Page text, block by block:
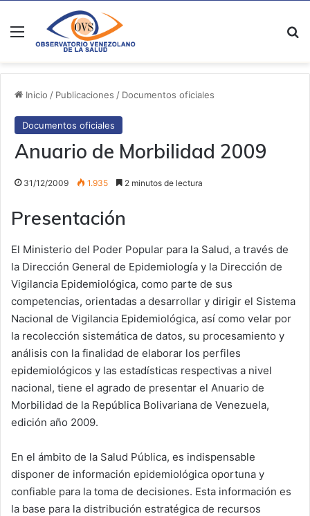
Menú
Inicio / Publicaciones / Documentos oficiales
Documentos oficiales
Anuario de Morbilidad 2009
31/12/2009 1.935 2 minutos de lectura
Presentación
El Ministerio del Poder Popular para la Salud, a través de
la Dirección General de Epidemiología y la Dirección de
Vigilancia Epidemiológica, como parte de sus
competencias, orientadas a desarrollar y dirigir el Sistema
Nacional de Vigilancia Epidemiológica, así como velar por
la recolección sistemática de datos, su procesamiento y
análisis con la finalidad de elaborar los perfiles
epidemiológicos y las estadísticas respectivas a nivel
nacional, tiene el agrado de presentar el Anuario de
Morbilidad de la República Bolivariana de Venezuela,
edición año 2009.
En el ámbito de la Salud Pública, es indispensable
disponer de información epidemiológica oportuna y
confiable para la toma de decisiones. Esta información es
la base para la distribución estratégica de recursos